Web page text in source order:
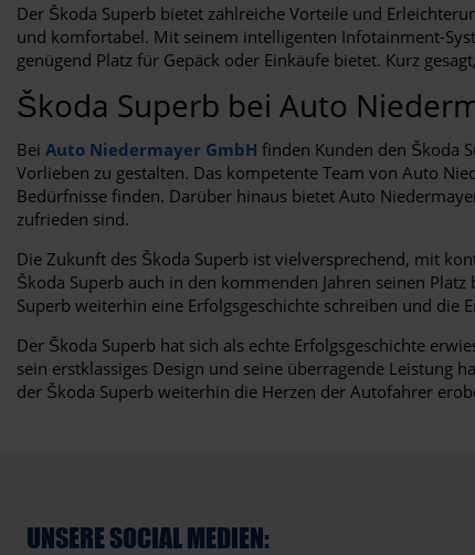
Der Škoda Superb bietet zahlreiche Vorteile und
und komfortabel. Mit seinem intelligenten Infotainment-
genügend Platz für Gepäck oder Einkäufe bietet. Kurz
Škoda Superb bei Auto
Bei Auto Niedermayer GmbH finden Kunden den Škoda
Vorlieben zu gestalten. Das kompetente Team von Auto
Bedürfnisse finden. Darüber hinaus bietet Auto
zufrieden sind.
Die Zukunft des Škoda Superb ist vielversprechend, mit
Škoda Superb auch in den kommenden Jahren seinen
Superb weiterhin eine Erfolgsgeschichte schreiben und die
Der Škoda Superb hat sich als echte Erfolgsgeschichte
sein erstklassiges Design und seine überragende Leistung
der Škoda Superb weiterhin die Herzen der Autofahrer
UNSERE SOCIAL MEDIEN: